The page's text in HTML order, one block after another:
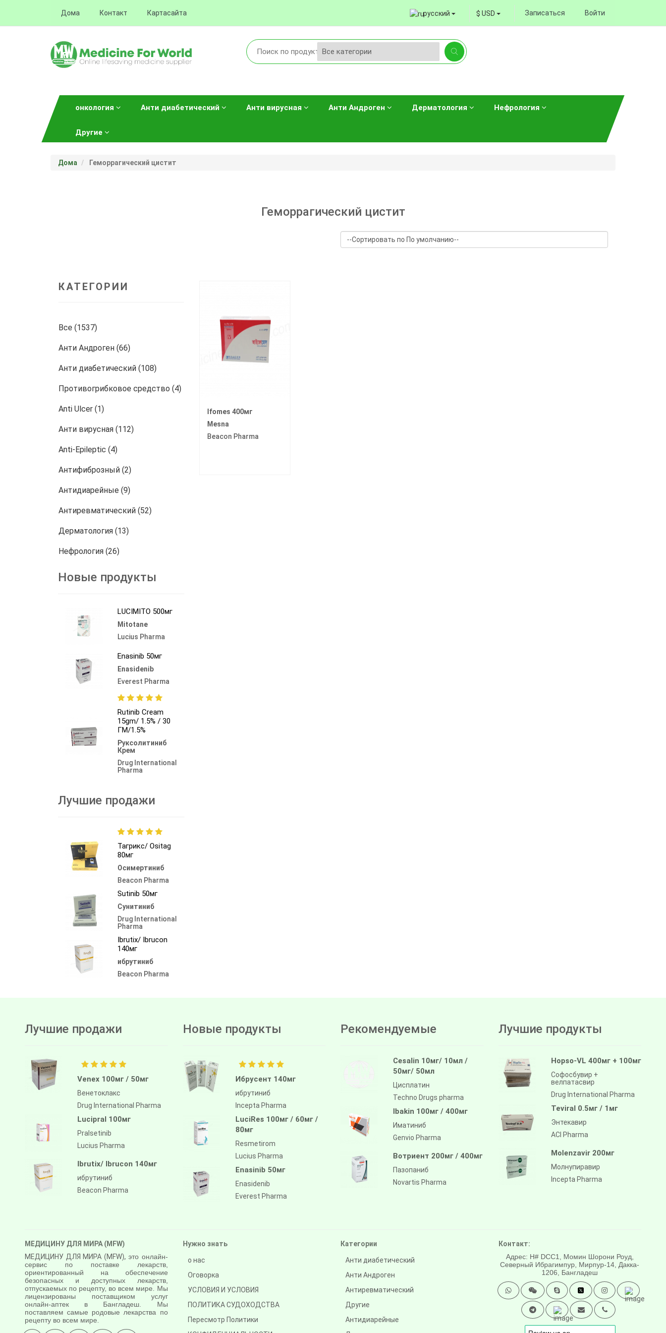
Дома Контакт Картасайта русский $ USD Записаться Войти
онкология Анти диабетический Анти вирусная Анти Андроген Дерматология Нефрология
Другие
Дома Геморрагический цистит
Геморрагический цистит
КАТЕГОРИИ
Все (1537)
Анти Андроген (66)
Анти диабетический (108)
Противогрибковое средство (4)
Anti Ulcer (1)
Анти вирусная (112)
Anti-Epileptic (4)
Антифиброзный (2)
Антидиарейные (9)
Антиревматический (52)
Дерматология (13)
Нефрология (26)
онкология (772)
Новые продукты
LUCIMITO 500мг
Mitotane
Lucius Pharma
Enasinib 50мг
Enasidenib
Everest Pharma
Rutinib Cream
15gm/ 1.5% / 30
ГМ/1.5%
Руксолитиниб
Крем
Drug International
Pharma
Лучшие продажи
Тагрикс/ Ositag
80мг
Осимертиниб
Beacon Pharma
Sutinib 50мг
Сунитиниб
Drug International
Pharma
Ibrutix/ Ibrucon
140мг
ибрутиниб
Beacon Pharma
Ifomes 400мг
Mesna
Beacon Pharma
Лучшие продажи
Venex 100мг / 50мг
Венетоклакс
Drug International Pharma
Lucipral 100мг
Pralsetinib
Lucius Pharma
Ibrutix/ Ibrucon 140мг
ибрутиниб
Beacon Pharma
Новые продукты
Ибрусент 140мг
ибрутиниб
Incepta Pharma
LuciRes 100мг / 60мг /
80мг
Resmetirom
Lucius Pharma
Enasinib 50мг
Enasidenib
Everest Pharma
Рекомендуемые
Cesalin 10мг/ 10мл /
50мг/ 50мл
Цисплатин
Techno Drugs pharma
Ibakin 100мг / 400мг
Иматиниб
Genvio Pharma
Вотриент 200мг / 400мг
Пазопаниб
Novartis Pharma
Лучшие продукты
Hopso-VL 400мг + 100мг
Софосбувир +
велпатасвир
Drug International Pharma
Teviral 0.5мг / 1мг
Энтекавир
ACI Pharma
Molenzavir 200мг
Молнупиравир
Incepta Pharma
МЕДИЦИНУ ДЛЯ МИРА (MFW)
МЕДИЦИНУ ДЛЯ МИРА (MFW), это онлайн-
сервис по поставке лекарств,
ориентированный на обеспечение
безопасных и доступных лекарств,
отпускаемых по рецепту, во всем мире. Мы
лицензированы поставщиком услуг
онлайн-аптек в Бангладеш. Мы
поставляем самые родовые лекарства по
рецепту во всем мире.
Нужно знать
о нас
Оговорка
УСЛОВИЯ И УСЛОВИЯ
ПОЛИТИКА СУДОХОДСТВА
Пересмотр Политики
Категории
Анти диабетический
Анти Андроген
Антиревматический
Другие
Антидиарейные
Контакт:
Адрес: H# DCC1, Момин Шорони Роуд,
Северный Ибрагимпур, Мирпур-14, Дакка-
1206, Бангладеш